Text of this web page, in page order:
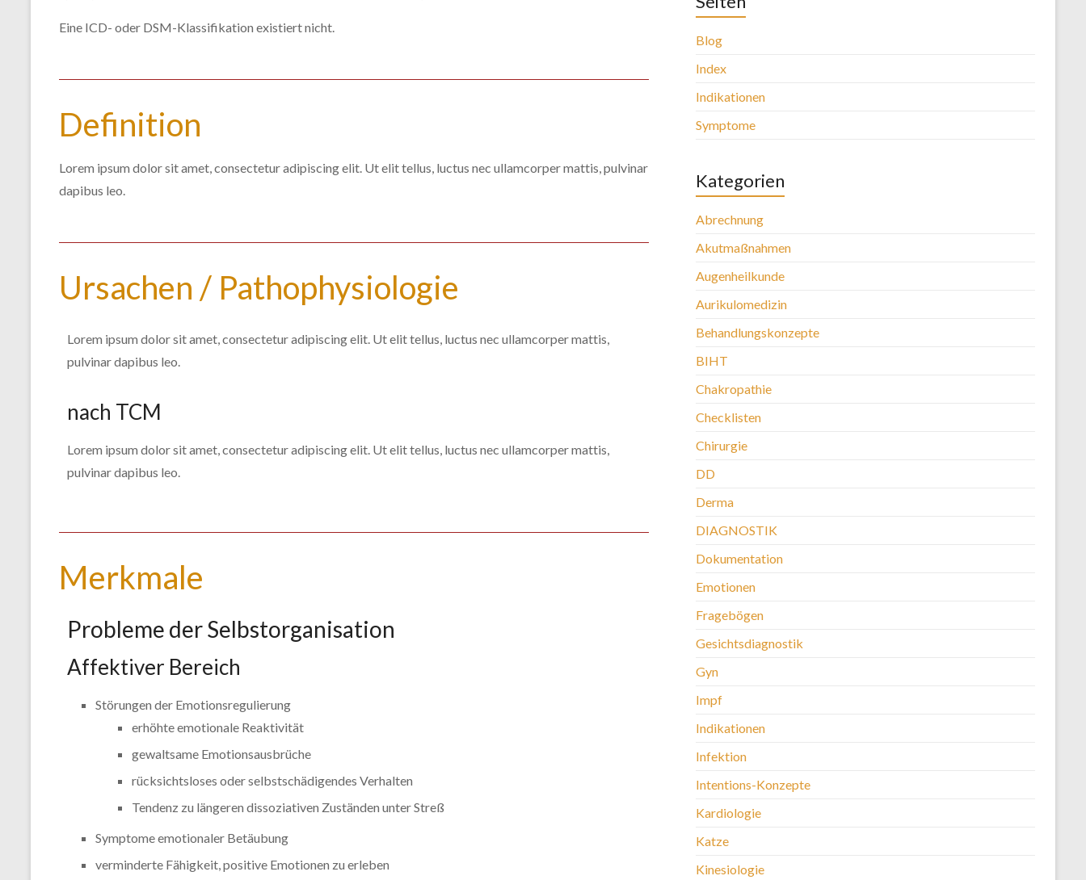
Eine ICD- oder DSM-Klassifikation existiert nicht.
Definition
Lorem ipsum dolor sit amet, consectetur adipiscing elit. Ut elit tellus, luctus nec ullamcorper mattis, pulvinar
dapibus leo.
Ursachen / Pathophysiologie
Lorem ipsum dolor sit amet, consectetur adipiscing elit. Ut elit tellus, luctus nec ullamcorper mattis,
pulvinar dapibus leo.
nach TCM
Lorem ipsum dolor sit amet, consectetur adipiscing elit. Ut elit tellus, luctus nec ullamcorper mattis,
pulvinar dapibus leo.
Merkmale
Probleme der Selbstorganisation
Affektiver Bereich
Störungen der Emotionsregulierung
erhöhte emotionale Reaktivität
gewaltsame Emotionsausbrüche
rücksichtsloses oder selbstschädigendes Verhalten
Tendenz zu längeren dissoziativen Zuständen unter Streß
Symptome emotionaler Betäubung
verminderte Fähigkeit, positive Emotionen zu erleben
Blog
Index
Indikationen
Symptome
Kategorien
Abrechnung
Akutmaßnahmen
Augenheilkunde
Aurikulomedizin
Behandlungskonzepte
BIHT
Chakropathie
Checklisten
Chirurgie
DD
Derma
DIAGNOSTIK
Dokumentation
Emotionen
Fragebögen
Gesichtsdiagnostik
Gyn
Impf
Indikationen
Infektion
Intentions-Konzepte
Kardiologie
Katze
Kinesiologie